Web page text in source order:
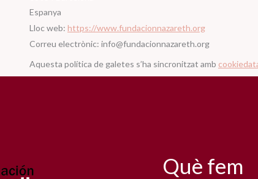
Espanya
Lloc web: https://www.fundacionnazareth.org
Correu electrònic: info@fundacionnazareth.org
Aquesta política de galetes s’ha sincronitzat amb
Què fem